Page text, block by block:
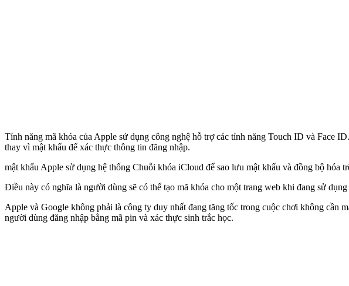
Tính năng mã khóa của Apple sử dụng công nghệ hỗ trợ các tính năng Touch ID và Face
thay vì mật khẩu để xác thực thông tin đăng nhập.
mật khẩu Apple sử dụng hệ thống Chuỗi khóa iCloud để sao lưu mật khẩu và đồng bộ hóa
Điều này có nghĩa là người dùng sẽ có thể tạo mã khóa cho một trang web khi đang sử
Apple và Google không phải là công ty duy nhất đang tăng tốc trong cuộc chơi không cần
người dùng đăng nhập bằng mã pin và xác thực sinh trắc học.